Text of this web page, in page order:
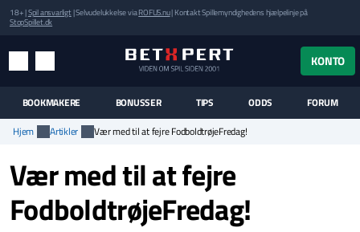
18+ |Spil ansvarligt| Selvudelukkelse viaROFUS.nu| Kontakt Spillemyndighedens hjælpelinje på
StopSpillet.dk
KONTO
MENUEN
BOOKMAKERE BONUSSER TIPS ODDS
FORUM
Hjem
Artikler Vær med til at fejre FodboldtrøjeFredag!
Vær med til at fejre
FodboldtrøjeFredag!